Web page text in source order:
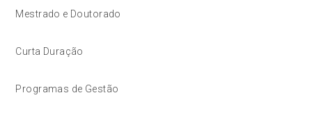
Mestrado e Doutorado
Curta Duração
Programas de Gestão